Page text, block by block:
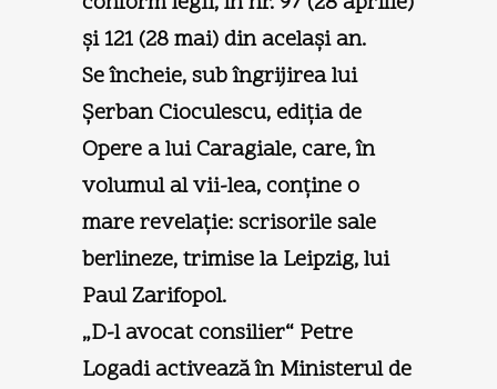
şi 121 (28 mai) din acelaşi an.
Se încheie, sub îngrijirea lui
Şerban Cioculescu, ediţia de
Opere a lui Caragiale, care, în
volumul al vii-lea, conţine o
mare revelaţie: scrisorile sale
berlineze, trimise la Leipzig, lui
Paul Zarifopol.
„D-l avocat consilier“ Petre
Logadi activează în Ministerul de